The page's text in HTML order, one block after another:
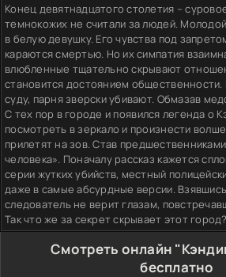
Конец девятнадцатого столетия –
темнокожих не считали за людей.
в белую девушку. Его чувства под
караются смертью. Но их симпатия
влюбленные тщательно скрывают
становится достоянием
суду, парня зверски убивают. Обмазав
С тех пор в городе и появился легенда о
посмотреть в зеркало и произнести
прилетят на зов. Став
человека». Поначалу рассказ кажется
серии жутких убийств, местный
даже в самые абсурдные версии.
следователь не верит глазам,
Так что же за секрет скрывает этот город?
Смотреть онлайн
бесплатно